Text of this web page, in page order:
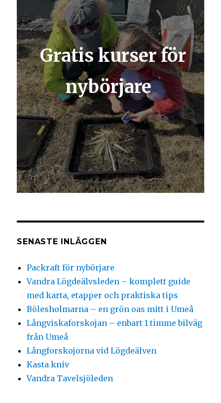
Gratis kurser för
nybörjare
SENASTE INLÄGGEN
Packraft för nybörjare
Vandra Lögdeälvsleden – komplett guide
med karta, etapper och praktiska tips
Bölesholmarna – en grön oas mitt i Umeå
Långviskaforskojan – enbart 1 timme bilväg
från Umeå
Långforskojorna vid Lögdeälven
Kasta kniv
Vandra Tavelsjöleden